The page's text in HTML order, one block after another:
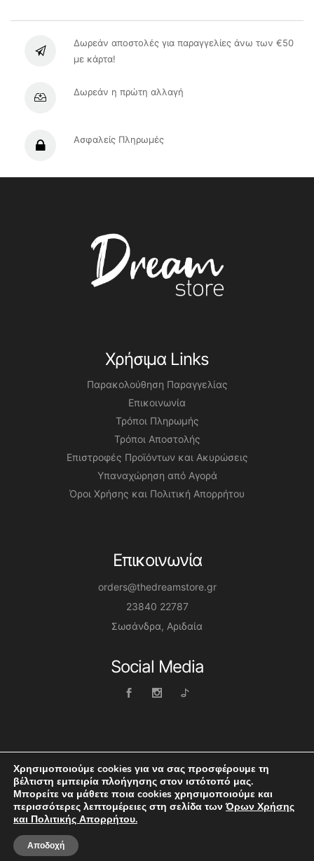
Δωρεάν αποστολές για παραγγελίες άνω των €50
με κάρτα!
Δωρεάν η πρώτη αλλαγή
Ασφαλείς Πληρωμές
Χρήσιμα Links
Παρακολούθηση Παραγγελίας
Επικοινωνία
Τρόποι Πληρωμής
Τρόποι Αποστολής
Επιστροφές Προϊόντων και Ακυρώσεις
Υπαναχώρηση από Αγορά
Όροι Χρήσης και Πολιτική Απορρήτου
Επικοινωνία
orders@thedreamstore.gr
23840 22787
Σωσάνδρα, Αριδαία
Social Media
Dreamstore © 2026 | Website by Themis Boltsis
Χρησιμοποιούμε cookies για να σας προσφέρουμε τη
βέλτιστη εμπειρία πλοήγησης στον ιστότοπό μας.
Μπορείτε να μάθετε ποια cookies χρησιμοποιούμε και
περισσότερες λεπτομέρειες στη σελίδα τωνΌρων Χρήσης
και Πολιτικής Απορρήτου.
Αποδοχή